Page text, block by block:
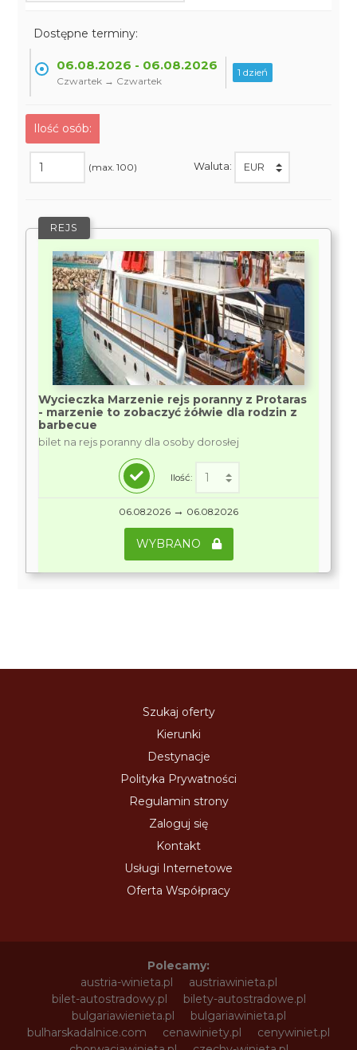
Dostępne terminy:
06.08.2026 - 06.08.2026
Czwartek → Czwartek
1 dzień
Ilość osób:
(max. 100) Waluta:
REJS
Wycieczka Marzenie rejs poranny z Protaras
- marzenie to zobaczyć żółwie dla rodzin z
barbecue
bilet na rejs poranny dla osoby dorosłej
Ilość:
06.08.2026 → 06.08.2026
WYBRANO
Szukaj oferty
Kierunki
Destynacje
Polityka Prywatności
Regulamin strony
Zaloguj się
Kontakt
Usługi Internetowe
Oferta Współpracy
Polecamy:
austria-winieta.pl
austriawinieta.pl
bilet-autostradowy.pl
bilety-autostradowe.pl
bulgariawienieta.pl
bulgariawinieta.pl
bulharskadalnice.com
cenawiniety.pl
cenywiniet.pl